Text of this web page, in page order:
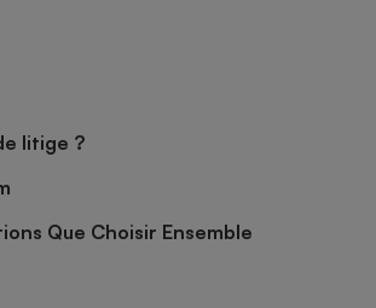
litige ?
Que Choisir Ensemble